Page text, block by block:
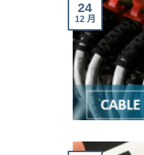
24
12 月